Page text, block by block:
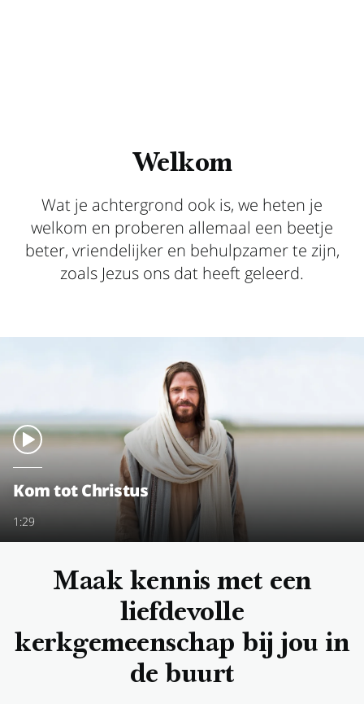
Welkom
Wat je achtergrond ook is, we heten je
welkom en proberen allemaal een beetje
beter, vriendelijker en behulpzamer te zijn,
zoals Jezus ons dat heeft geleerd.
Kom tot Christus
1:29
Maak kennis met een
liefdevolle
kerkgemeenschap bij jou in
de buurt